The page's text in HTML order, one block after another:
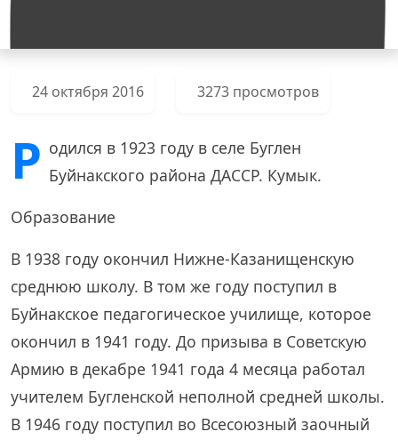
24 октября 2016 3273 просмотров
Р одился в 1923 году в селе Буглен
Буйнакского района ДАССР. Кумык.
Образование
В 1938 году окончил Нижне-Казанищенскую
среднюю школу. В том же году поступил в
Буйнакское педагогическое училище, которое
окончил в 1941 году. До призыва в Советскую
Армию в декабре 1941 года 4 месяца работал
учителем Бугленской неполной средней школы.
В 1946 году поступил во Всесоюзный заочный